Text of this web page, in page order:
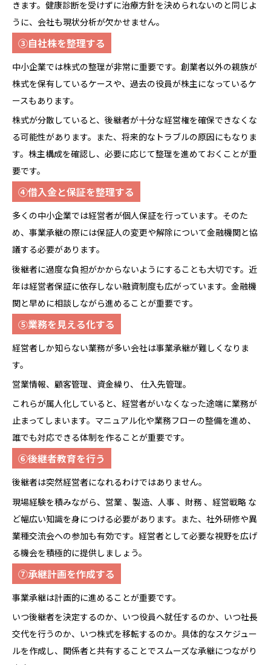
きます。健康診断を受けずに治療方針を決められないのと同じよ
うに、会社も現状分析が欠かせません。
③自社株を整理する
中小企業では株式の整理が非常に重要です。創業者以外の親族が
株式を保有しているケースや、過去の役員が株主になっているケ
ースもあります。
株式が分散していると、後継者が十分な経営権を確保できなくな
る可能性があります。また、将来的なトラブルの原因にもなりま
す。株主構成を確認し、必要に応じて整理を進めておくことが重
要です。
④借入金と保証を整理する
多くの中小企業では経営者が個人保証を行っています。そのた
め、事業承継の際には保証人の変更や解除について金融機関と協
議する必要があります。
後継者に過度な負担がかからないようにすることも大切です。近
年は経営者保証に依存しない融資制度も広がっています。金融機
関と早めに相談しながら進めることが重要です。
⑤業務を見える化する
経営者しか知らない業務が多い会社は事業承継が難しくなりま
す。
営業情報、顧客管理、資金繰り、 仕入先管理。
これらが属人化していると、経営者がいなくなった途端に業務が
止まってしまいます。マニュアル化や業務フローの整備を進め、
誰でも対応できる体制を作ることが重要です。
⑥後継者教育を行う
後継者は突然経営者になれるわけではありません。
現場経験を積みながら、営業 、製造、人事 、財務 、経営戦略 な
ど幅広い知識を身につける必要があります。また、社外研修や異
業種交流会への参加も有効です。経営者として必要な視野を広げ
る機会を積極的に提供しましょう。
⑦承継計画を作成する
事業承継は計画的に進めることが重要です。
いつ後継者を決定するのか、いつ役員へ就任するのか、いつ社長
交代を行うのか、いつ株式を移転するのか。具体的なスケジュー
ルを作成し、関係者と共有することでスムーズな承継につながり